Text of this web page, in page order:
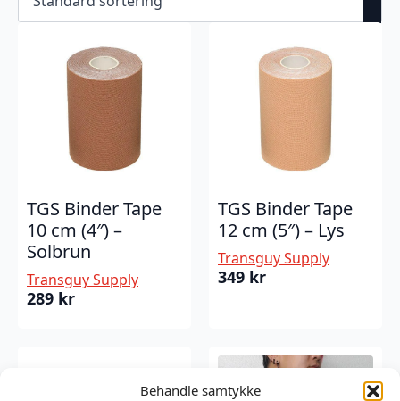
Behandle samtykke
TGS Binder Tape
10 cm (4″) –
Solbrun
Transguy Supply
289 kr
TGS Binder Tape
12 cm (5″) – Lys
Transguy Supply
349 kr